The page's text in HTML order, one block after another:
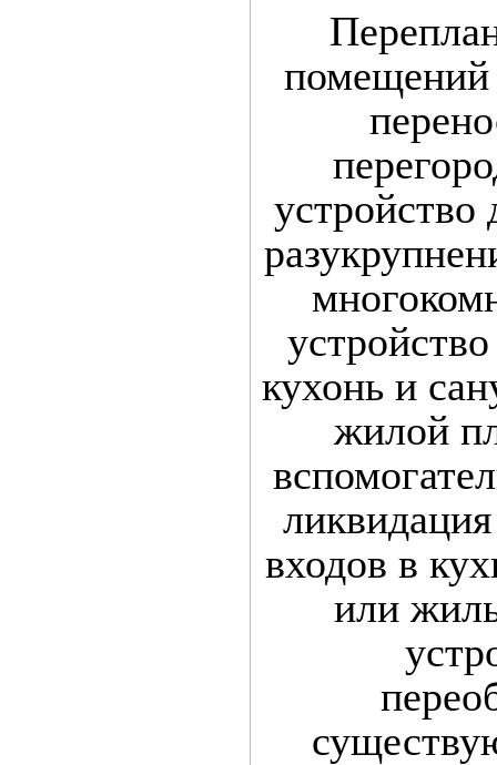
помещений
кухонь и
жилой
входов в
или